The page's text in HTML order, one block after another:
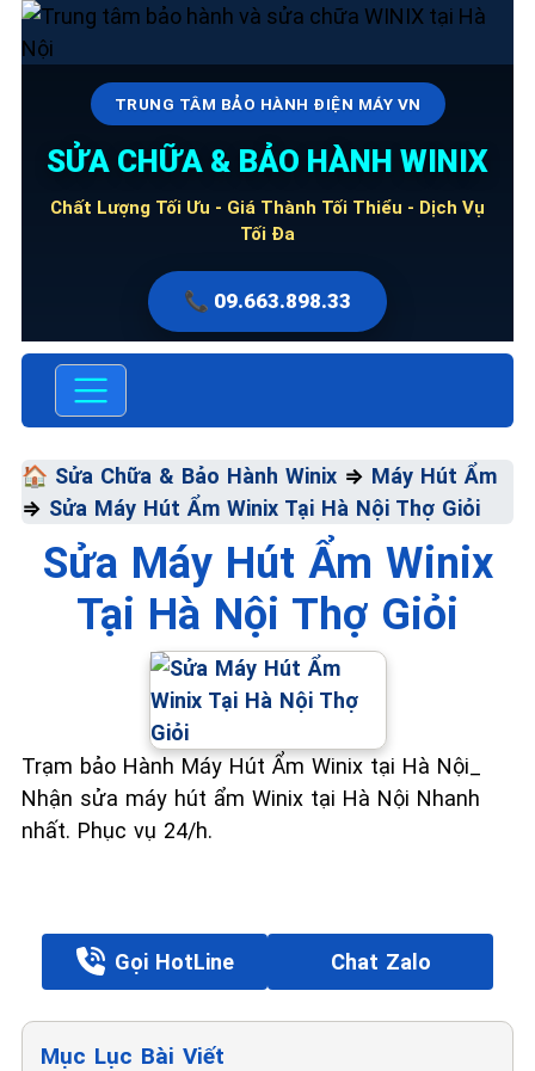
TRUNG TÂM BẢO HÀNH ĐIỆN MÁY VN
SỬA CHỮA & BẢO HÀNH WINIX
Chất Lượng Tối Ưu - Giá Thành Tối Thiểu - Dịch Vụ
Tối Đa
📞 09.663.898.33
🏠 Sửa Chữa & Bảo Hành Winix ⇒ Máy Hút Ẩm
⇒ Sửa Máy Hút Ẩm Winix Tại Hà Nội Thợ Giỏi
Sửa Máy Hút Ẩm Winix
Tại Hà Nội Thợ Giỏi
Trạm bảo Hành Máy Hút Ẩm Winix tại Hà Nội_
Nhận sửa máy hút ẩm Winix tại Hà Nội Nhanh
nhất. Phục vụ 24/h.
Gọi HotLine Chat Zalo
Mục Lục Bài Viết